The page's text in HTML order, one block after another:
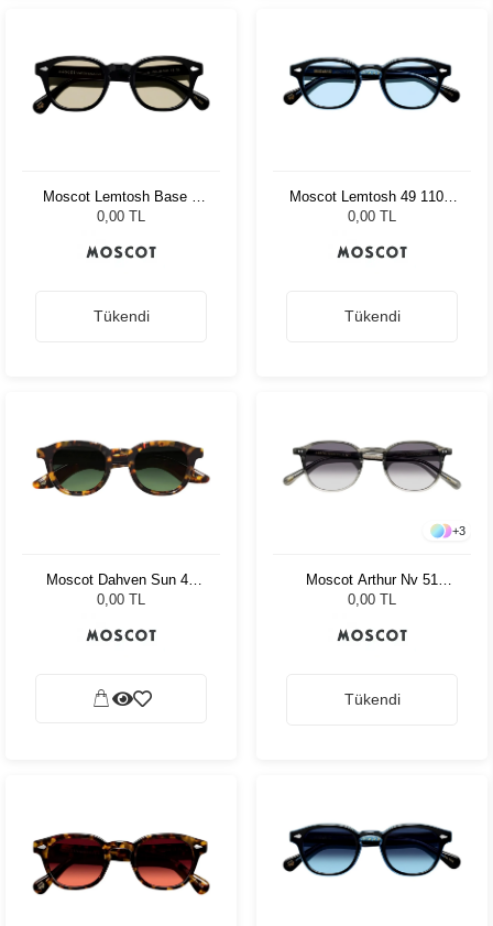
Moscot Lemtosh Base 2
Black 46 Amber
0,00 TL
Tükendi
Moscot Lemtosh 49 110 Ii
Blue Bel Air Blue
0,00 TL
Tükendi
Moscot Dahven Sun 47
Tortoise Forest Wood
0,00 TL
+3
Moscot Arthur Nv 51
Charcoal Amr.Grey Fade
0,00 TL
Tükendi